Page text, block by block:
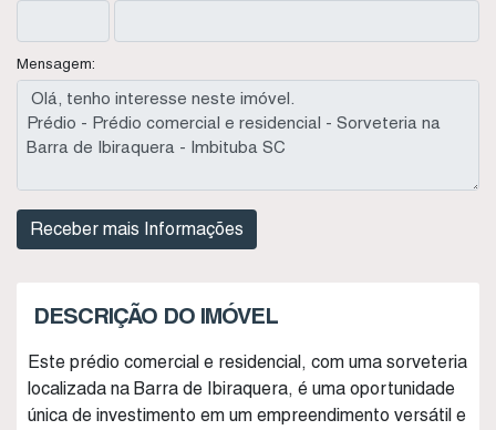
Mensagem:
DESCRIÇÃO DO IMÓVEL
Este prédio comercial e residencial, com uma sorveteria
localizada na Barra de Ibiraquera, é uma oportunidade
única de investimento em um empreendimento versátil e